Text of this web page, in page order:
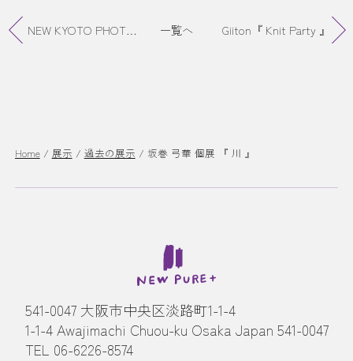
NEW KYOTO PHOTOGRRAPH EXHIBITION 一覧へ Giiton『 Knit Party 』
Home / 展示 / 過去の展示 / 坂巻 弓華 個展 『 川 』
541-0047 大阪市中央区淡路町1-1-4
1-1-4 Awajimachi Chuou-ku Osaka Japan 541-0047
TEL 06-6226-8574